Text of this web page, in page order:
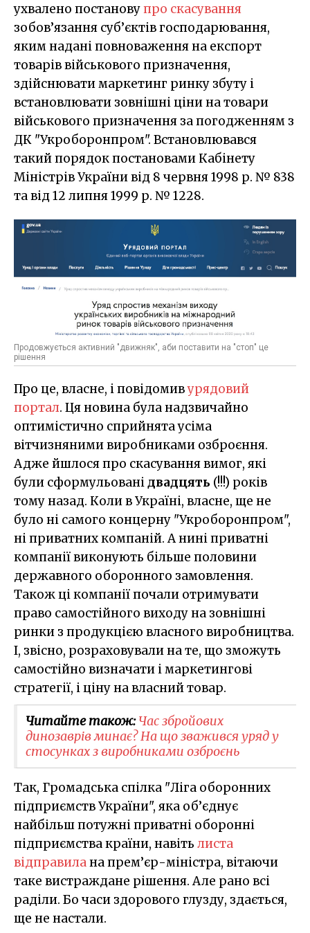
ухвалено постановупро скасування
зобов’язання суб’єктів господарювання,
яким надані повноваження на експорт
товарів військового призначення,
здійснювати маркетинг ринку збуту і
встановлювати зовнішні ціни на товари
військового призначення за погодженням з
ДК "Укроборонпром". Встановлювався
такий порядок постановами Кабінету
Міністрів України від 8 червня 1998 р. № 838
та від 12 липня 1999 р. № 1228.
Продовжується активний "движняк", аби поставити на "стоп" це
рішення
Про це, власне, і повідомивурядовий
портал. Ця новина була надзвичайно
оптимістично сприйнята усіма
вітчизняними виробниками озброєння.
Адже йшлося про скасування вимог, які
були сформульованідвадцять (!!!) років
тому назад. Коли в Україні, власне, ще не
було ні самого концерну "Укроборонпром",
ні приватних компаній. А нині приватні
компанії виконують більше половини
державного оборонного замовлення.
Також ці компанії почали отримувати
право самостійного виходу на зовнішні
ринки з продукцією власного виробництва.
І, звісно, розраховували на те, що зможуть
самостійно визначати і маркетингові
стратегії, і ціну на власний товар.
Читайте також:Час збройових
динозаврів минає? На що зважився уряд у
стосунках з виробниками озброєнь
Так, Громадська спілка "Ліга оборонних
підприємств України", яка об’єднує
найбільш потужні приватні оборонні
підприємства країни, навіть листа
відправилана прем’єр-міністра, вітаючи
таке вистраждане рішення. Але рано всі
раділи. Бо часи здорового глузду, здається,
ще не настали.